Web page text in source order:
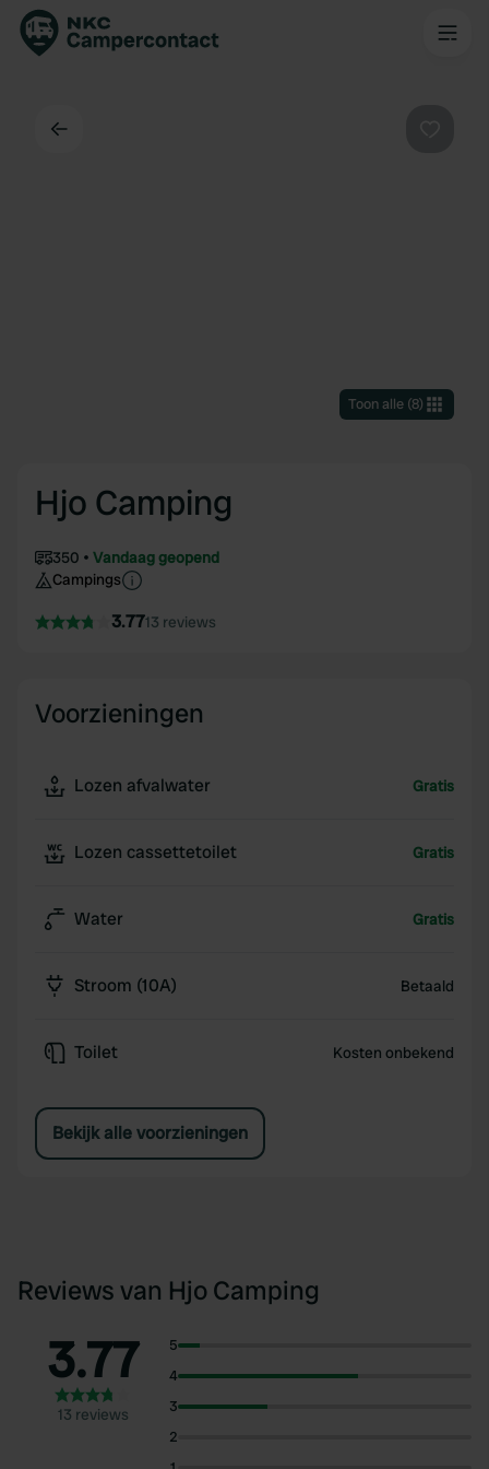
Toon alle(8)
Hjo Camping
350
Vandaag geopend
Campings
3.7713 reviews
Voorzieningen
Lozen afvalwater Gratis
Lozen cassettetoilet Gratis
Water Gratis
Stroom (10A) Betaald
Toilet Kosten onbekend
Bekijk alle voorzieningen
Reviews van Hjo Camping
3.77
13 reviews
5
4
3
2